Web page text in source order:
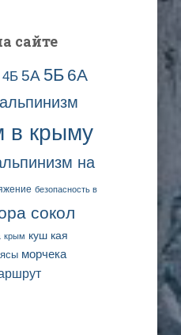
сайте
4Б 5А 5Б 6А
альпинизм
в крыму
на
безопасность в
сокол
крым куш кая
морчека